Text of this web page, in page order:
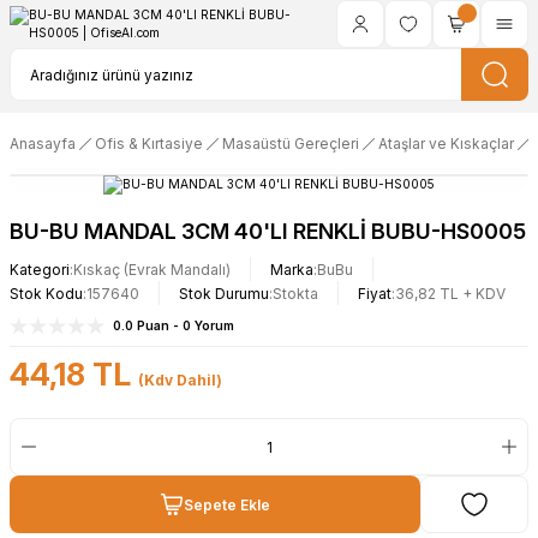
Anasayfa Ofis & Kırtasiye Masaüstü Gereçleri Ataşlar ve Kıskaçlar
BU-BU MANDAL 3CM 40'LI RENKLİ BUBU-HS0005
Kategori Kıskaç (Evrak Mandalı) Marka BuBu
Stok Kodu 157640 Stok Durumu Stokta Fiyat 36,82 TL + KDV
0.0 Puan - 0 Yorum
44,18 TL (Kdv Dahil)
Sepete Ekle